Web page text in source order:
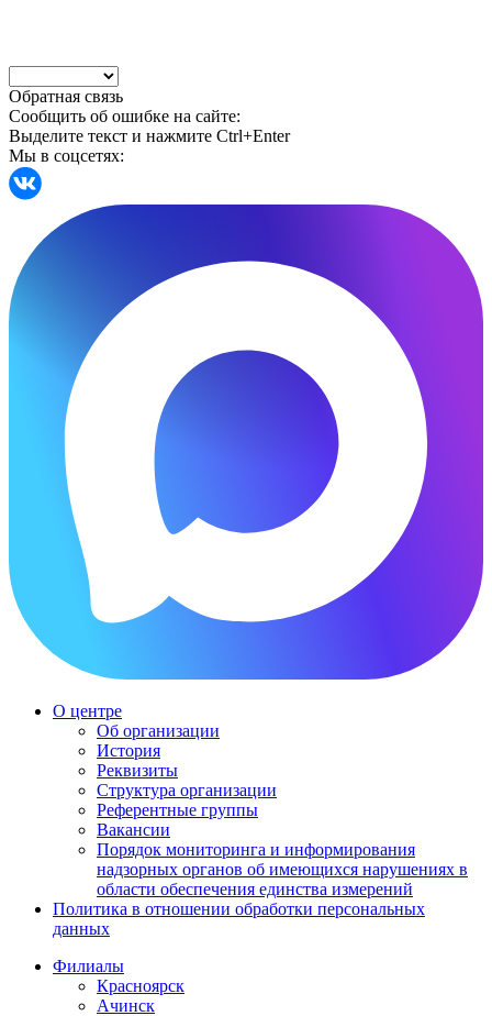
Обратная связь
Сообщить об ошибке на сайте:
Выделите текст и нажмите Ctrl+Enter
Мы в соцсетях:
О центре
Об организации
История
Реквизиты
Структура организации
Референтные группы
Вакансии
Порядок мониторинга и информирования
надзорных органов об имеющихся нарушениях в
области обеспечения единства измерений
Политика в отношении обработки персональных
данных
Филиалы
Красноярск
Ачинск